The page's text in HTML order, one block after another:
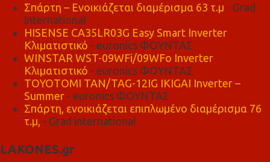
Σπάρτη – Ενοικιάζεται διαμέρισμα 63 τ.μ - Grad
international
HISENSE CA35LR03G Easy Smart Inverter
Κλιματιστικό - euronics ΦΟΥΝΤΑΣ
WINSTAR WST-09WFi/09WFo Inverter
Κλιματιστικό - euronics ΦΟΥΝΤΑΣ
TOYOTOMI TAN/TAG-12IG IKIGAI Inverter –
Summer - euronics ΦΟΥΝΤΑΣ
Σπάρτη, ενοικιάζεται επιπλωμένο διαμέρισμα 76
τ.μ, - Grad international
LAKONES.gr